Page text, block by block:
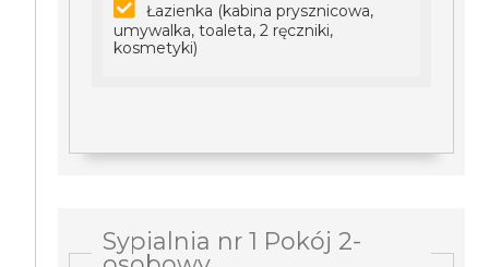
Łazienka (kabina prysznicowa,
umywalka, toaleta, 2 ręczniki,
kosmetyki)
Sypialnia nr 1 Pokój 2-